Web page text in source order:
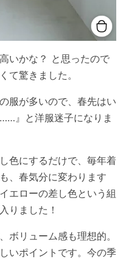
いかな？ と思ったので
て驚きました。
服が多いので、春先はい
』と洋服迷子になりま
色にするだけで、毎年着
、春気分に変わります
エローの差し色という組
りました！
ボリューム感も理想的。
いポイントです。今の季